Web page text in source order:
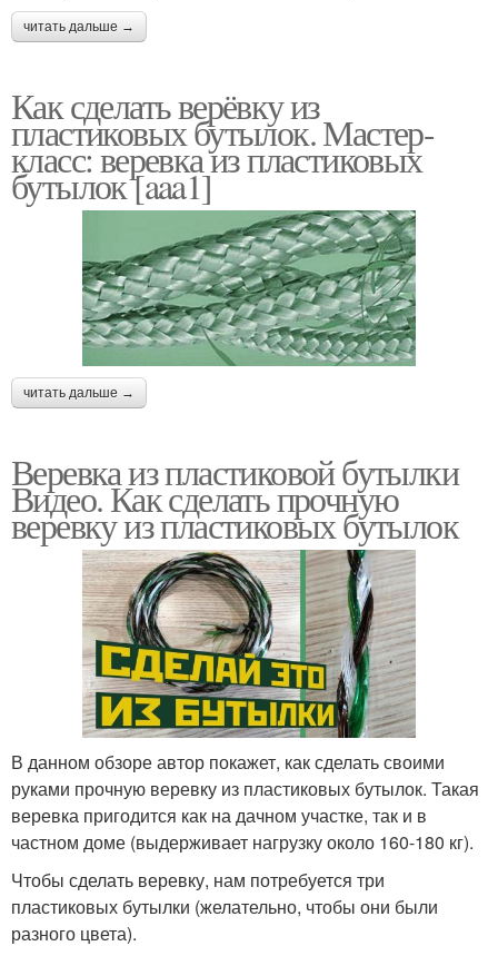
читать дальше →
Как сделать верёвку из
пластиковых бутылок. Мастер-
класс: веревка из пластиковых
бутылок [aaa1]
читать дальше →
Веревка из пластиковой бутылки
Видео. Как сделать прочную
веревку из пластиковых бутылок
В данном обзоре автор покажет, как сделать своими
руками прочную веревку из пластиковых бутылок. Такая
веревка пригодится как на дачном участке, так и в
частном доме (выдерживает нагрузку около 160-180 кг).
Чтобы сделать веревку, нам потребуется три
пластиковых бутылки (желательно, чтобы они были
разного цвета).